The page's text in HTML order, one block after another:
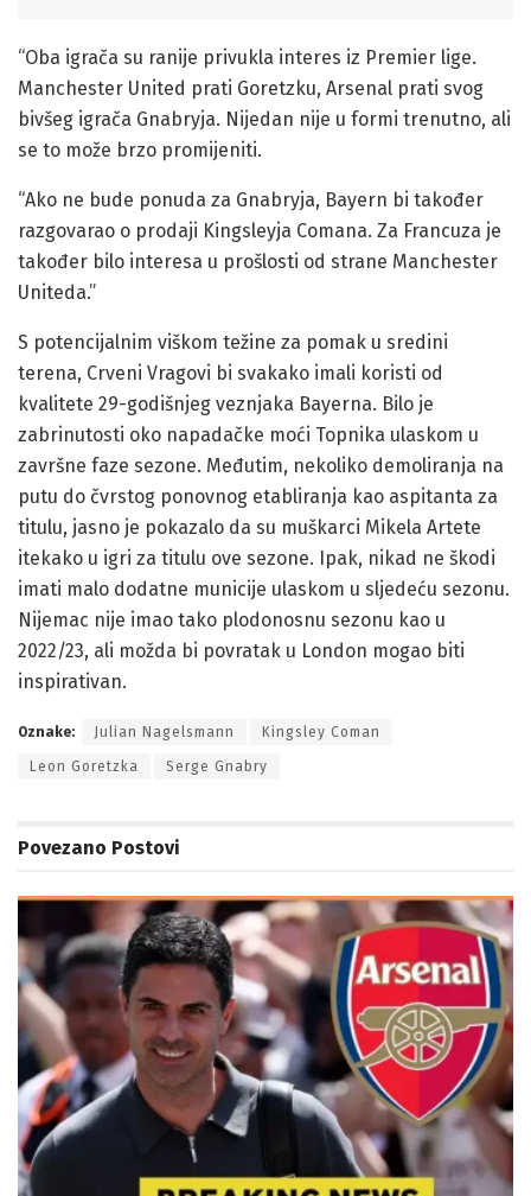
“Oba igrača su ranije privukla interes iz Premier lige.
Manchester United prati Goretzku, Arsenal prati svog
bivšeg igrača Gnabryja. Nijedan nije u formi trenutno, ali
se to može brzo promijeniti.
“Ako ne bude ponuda za Gnabryja, Bayern bi također
razgovarao o prodaji Kingsleyja Comana. Za Francuza je
također bilo interesa u prošlosti od strane Manchester
Uniteda.”
S potencijalnim viškom težine za pomak u sredini
terena, Crveni Vragovi bi svakako imali koristi od
kvalitete 29-godišnjeg veznjaka Bayerna. Bilo je
zabrinutosti oko napadačke moći Topnika ulaskom u
završne faze sezone. Međutim, nekoliko demoliranja na
putu do čvrstog ponovnog etabliranja kao aspitanta za
titulu, jasno je pokazalo da su muškarci Mikela Artete
itekako u igri za titulu ove sezone. Ipak, nikad ne škodi
imati malo dodatne municije ulaskom u sljedeću sezonu.
Nijemac nije imao tako plodonosnu sezonu kao u
2022/23, ali možda bi povratak u London mogao biti
inspirativan.
Oznake: Julian Nagelsmann Kingsley Coman
Leon Goretzka Serge Gnabry
Povezano Postovi